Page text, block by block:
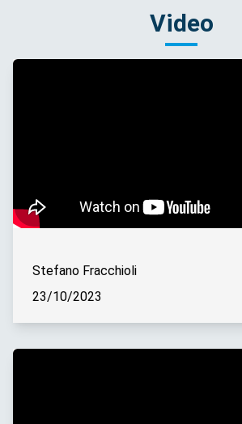
Video
Stefano Fracchioli
23/10/2023